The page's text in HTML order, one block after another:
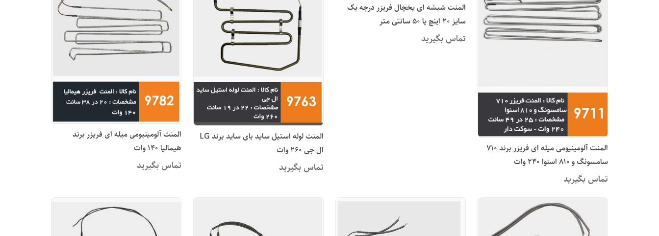
المنت آلومینیومی میله ای فریزر برند 710
سامسونگ و 810 اسنوا 240 وات
تماس بگیرید
المنت شیشه ای یخچال فریزر درجه یک
سایز 20 اینچ یا ۵۰ سانتی متر
تماس بگیرید
المنت لوله استیل ساید بای ساید برند LG
ال جی 260 وات
تماس بگیرید
المنت آلومینیومی میله ای فریزر برند
هیمالیا 140 وات
تماس بگیرید